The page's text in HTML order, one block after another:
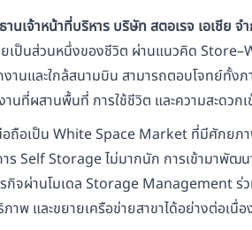
นเจ้าหน้าที่บริหาร บริษัท สตอเรจ เอเชีย จ
เป็นส่วนหนึ่งของชีวิต ผ่านแนวคิด
านและใกล้สนามบิน สามารถตอบโจทย์ทั้
นที่ผสานพื้นที่ การใช้ชีวิต และความสะดวก
ถือเป็น White Space Market ที่มีศักยภ
ร Self Storage ไม่มากนัก การเข้ามาพัฒ
กิจผ่านโมเดล Storage Management ร่
าพ และขยายเครือข่ายสาขาได้อย่างต่อเนื่อ